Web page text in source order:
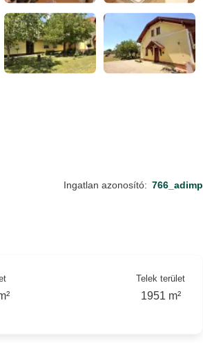
Ingatlan azonosító: 766_adimp
Telek terület
1951 m²